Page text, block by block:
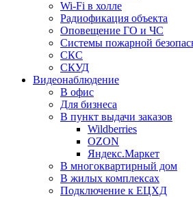
Wi-Fi в холле
Радиофикация объекта
Оповещение ГО и ЧС
Системы пожарной
СКС
СКУД
Видеонаблюдение
В офис
Для бизнеса
В пункт выдачи заказов
Wildberries
OZON
Яндекс.Маркет
В многоквартирный дом
В жилых комплексах
Подключение к ЕЦХД